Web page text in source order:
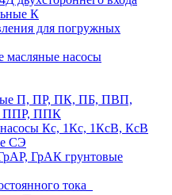
К
для погружных
масляные насосы
П, ПР, ПК, ПБ, ПВП,
ППК
Кс, 1Кс, 1КсВ, КсВ
СЭ
ГрАК грунтовые
тока